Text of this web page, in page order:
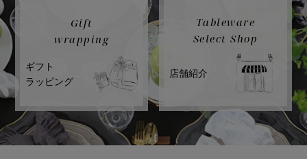
Gift
wrapping
ギフト
ラッピング
Tableware
Select Shop
店舗紹介